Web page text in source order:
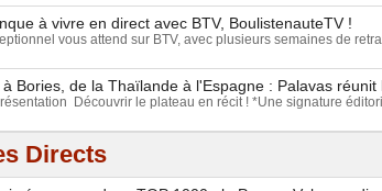
à vivre en direct avec BTV, BoulistenauteTV !
vous attend sur BTV, avec plusieurs semaines de
Bories, de la Thaïlande à l'Espagne : Palavas
Découvrir le plateau en récit ! *Une signature
Directs